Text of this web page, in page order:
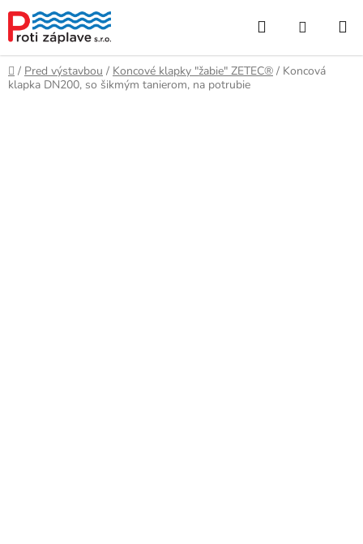
obsah
Hľadať
KOŠÍK
Domov
/ Pred výstavbou / Koncové klapky "žabie" ZETEC® / Koncová
klapka DN200, so šikmým tanierom, na potrubie